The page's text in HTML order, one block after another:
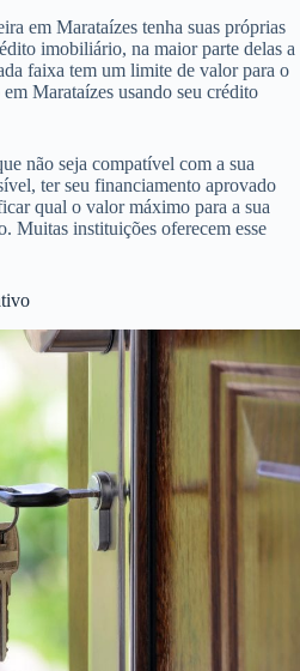
em Marataízes tenha suas próprias
imobiliário, na maior parte delas a
faixa tem um limite de valor para o
Marataízes usando seu crédito
não seja compatível com a sua
ter seu financiamento aprovado
qual o valor máximo para a sua
Muitas instituições oferecem esse